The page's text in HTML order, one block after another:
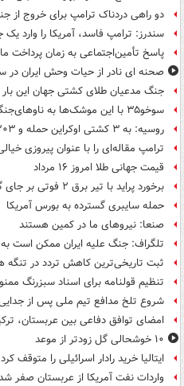
دو راهی دردناک ترامپ برای خروج از
سندرز: ترامپ فاسد، آمریکا را وارد
پاسخ تأمین‌اجتماعی به زمان پرداخت
صحنه ای نادر از حیات وحش ایران در
جنگ مدعیان طلای کشتی جهان این
سوخو۳۵ با این موشک‌ها به ناوهای‌جنگی حمله می‌کند
روسیه: به ۳ کشتی اوکراین حمله و ۲۰۳ پهپاد را سرنگون کردیم
ترامپ مقاله‌ای را با عنوان پیروزی
قیمت جهانی طلا امروز ۱۶ مرداد
برخورد پراید با تیر برق ۲ فوتی بر جای گذاشت
حمله سایبری گسترده به بورس آمریکا
صنعا: نیروهای ما در کمین‌ هستند
تلگراف: جنگ علیه ایران ممکن است
ثبت تاریخی‌ترین کاهش تردد در تنگه
تنظیم قولنامه برای اسناد سبزرنگ
شروع تلخ مدافع تیم ملی پس از
امضای توافق دفاعی بین عربستان،
۱۰ خوشحالی گل زودتر از موعد
ایتالیا خرید رادار اسرائیلی را متوقف کرد
واردات نفت آمریکا از عربستان صفر